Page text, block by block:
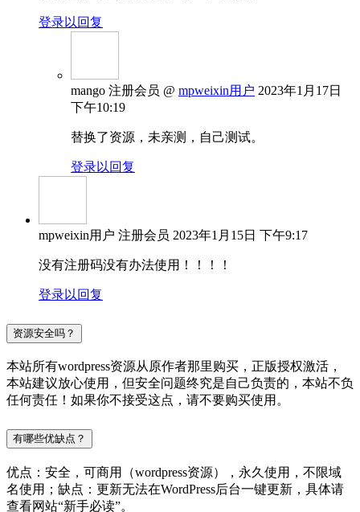
登录以回复
mango 注册会员 @ mpweixin用户 2023年1月17日
下午10:19
替换了资源，未亲测，自己测试。
登录以回复
mpweixin用户 注册会员 2023年1月15日 下午9:17
没有注册码没有办法使用！！！！
登录以回复
资源安全吗？
本站所有wordpress资源从原作者那里购买，正版授权激活，
本站建议放心使用，但安全问题终究是自己负责的，本站不负
任何责任！如果你不接受这点，请不要购买使用。
有哪些优缺点？
优点：安全，可商用（wordpress资源），永久使用，不限域
名使用；缺点：更新无法在WordPress后台一键更新，具体请
查看网站“新手必读”。